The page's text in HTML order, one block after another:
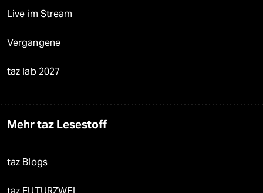
Live im Stream
Vergangene
taz lab 2027
Mehr taz Lesestoff
taz Blogs
taz FUTURZWEI